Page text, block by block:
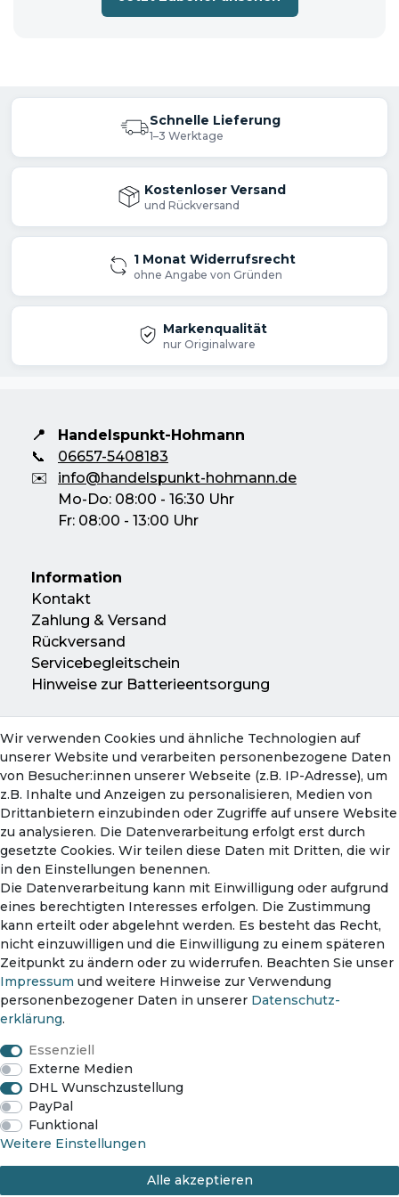
19,0 m/s
Lieferumfang
Akku-Schlagschrauber DTW701Z
solo = ohne Akku und ohne Ladegerät
📦 Versandhinweis: Die Lieferung erfolgt
entweder im Originalkarton oder in
einem neutralen Versandkarton.
Schnelle Lieferung
1–3 Werktage
Kostenloser Versand
und Rückversand
1 Monat Widerrufsrecht
ohne Angabe von Gründen
Markenqualität
nur Originalware
📍
Handelspunkt-Hohmann
📞
06657-5408183
✉️
info@handelspunkt-hohmann.de
Mo-Do: 08:00 - 16:30 Uhr
Fr: 08:00 - 13:00 Uhr
Information
Kontakt
Zahlung & Versand
Rückversand
Servicebegleitschein
Hinweise zur Batterieentsorgung
Konto
Mein Konto
Warenkorb
Zahlungsmethoden
Impressum
Widerrufs­recht Vertrag widerrufen Kontakt
Wir verwenden Cookies und ähnliche Technologien auf
unserer Website und verarbeiten personenbezogene Daten
von Besucher:innen unserer Webseite (z.B. IP-Adresse), um
z.B. Inhalte und Anzeigen zu personalisieren, Medien von
Drittanbietern einzubinden oder Zugriffe auf unsere Website
zu analysieren. Die Datenverarbeitung erfolgt erst durch
gesetzte Cookies. Wir teilen diese Daten mit Dritten, die wir
in den Einstellungen benennen.
Die Datenverarbeitung kann mit Einwilligung oder aufgrund
eines berechtigten Interesses erfolgen. Die Zustimmung
kann erteilt oder abgelehnt werden. Es besteht das Recht,
nicht einzuwilligen und die Einwilligung zu einem späteren
Zeitpunkt zu ändern oder zu widerrufen. Beachten Sie unser
Impressum und weitere Hinweise zur Verwendung
personenbezogener Daten in unserer Daten­schutz­
erklärung.
Essenziell
Externe Medien
DHL Wunschzustellung
PayPal
Funktional
Weitere Einstellungen
Alle akzeptieren